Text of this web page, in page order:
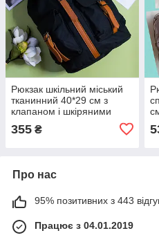
Рюкзак шкільний міський
тканинний 40*29 см з
клапаном і шкіряними
355 ₴
Про нас
95% позитивних з 443
Працює з 04.01.2019